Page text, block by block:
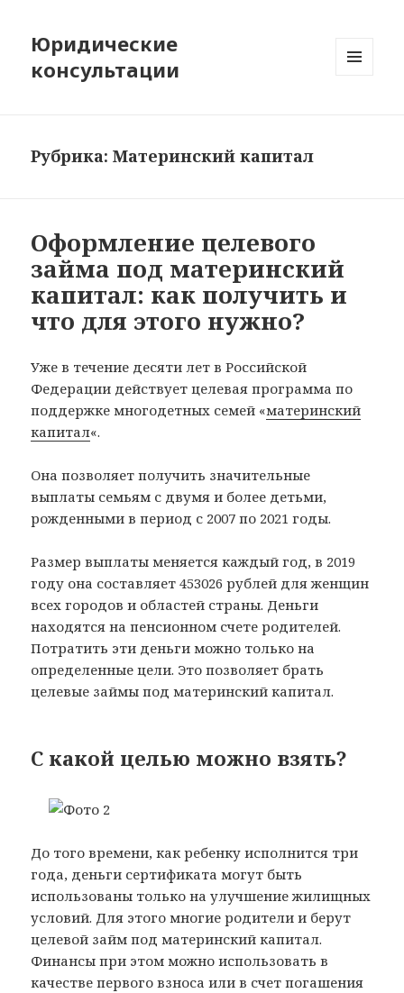
Юридические
консультации
Рубрика:Материнский капитал
Оформление целевого
займа под материнский
капитал: как получить и
что для этого нужно?
Уже в течение десяти лет в Российской
Федерации действует целевая программа по
поддержке многодетных семей «материнский
капитал«.
Она позволяет получить значительные
выплаты семьям с двумя и более детьми,
рожденными в период с 2007 по 2021 годы.
Размер выплаты меняется каждый год, в 2019
году она составляет 453026 рублей для женщин
всех городов и областей страны. Деньги
находятся на пенсионном счете родителей.
Потратить эти деньги можно только на
определенные цели. Это позволяет брать
целевые займы под материнский капитал.
С какой целью можно взять?
До того времени, как ребенку исполнится три
года, деньги сертификата могут быть
использованы только на улучшение жилищных
условий. Для этого многие родители и берут
целевой займ под материнский капитал.
Финансы при этом можно использовать в
качестве первого взноса или в счет погашения